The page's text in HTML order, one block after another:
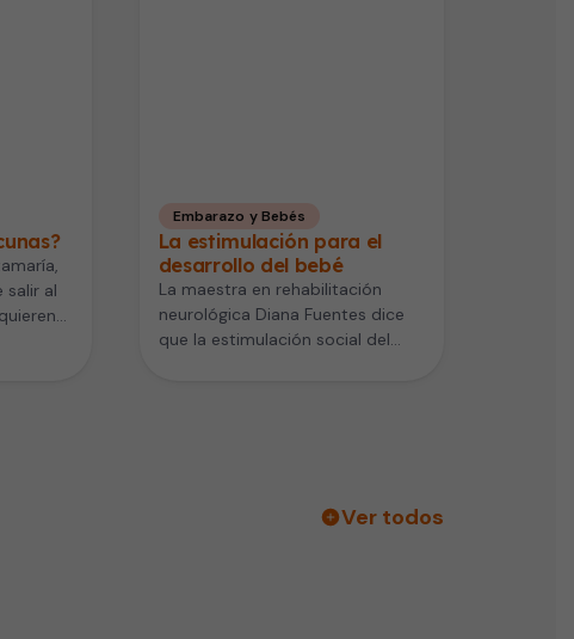
salir al
Embarazo y Bebés
La estimulación para el
desarrollo del bebé
La maestra en rehabilitación
neurológica Diana Fuentes dice
que la estimulación social del
Ver todos